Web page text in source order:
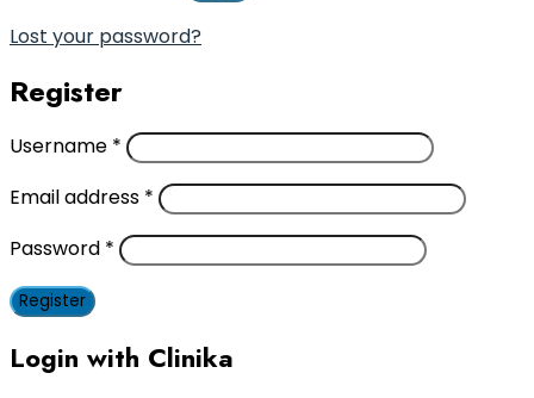
Lost your password?
Register
Username *
Email address *
Password *
Register
Login with Clinika